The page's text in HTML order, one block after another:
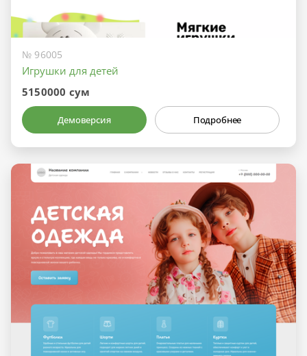
№ 96005
Игрушки для детей
5150000 сум
Демоверсия Подробнее